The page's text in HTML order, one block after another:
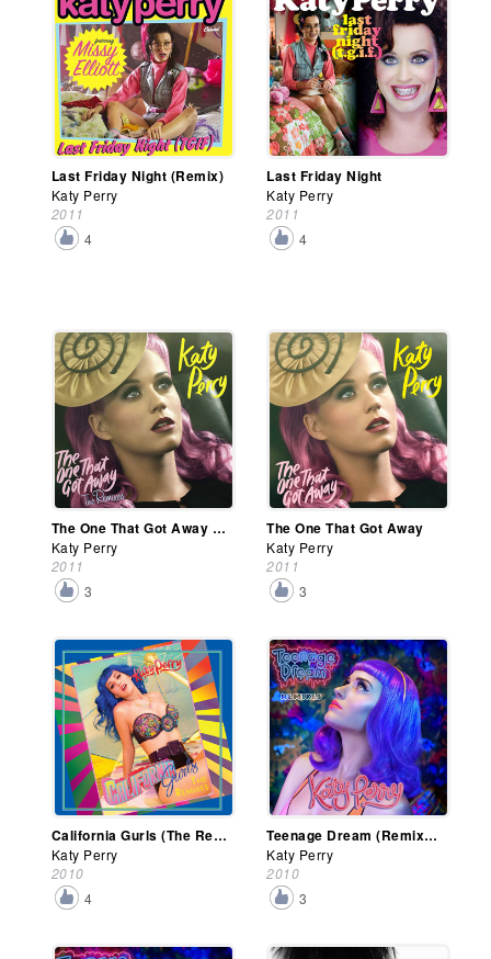
Last Friday Night (Remix)
Katy Perry
2011
4
Last Friday Night
Katy Perry
2011
4
The One That Got Away (Remixes)
Katy Perry
2011
3
The One That Got Away
Katy Perry
2011
3
California Gurls (The Remixes)
Katy Perry
2010
4
Teenage Dream (Remixes)
Katy Perry
2010
3